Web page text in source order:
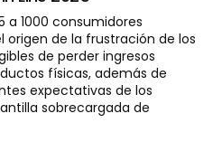
a 1000 consumidores
origen de la frustración de los
de perder ingresos
físicas, además de
expectativas de los
sobrecargada de